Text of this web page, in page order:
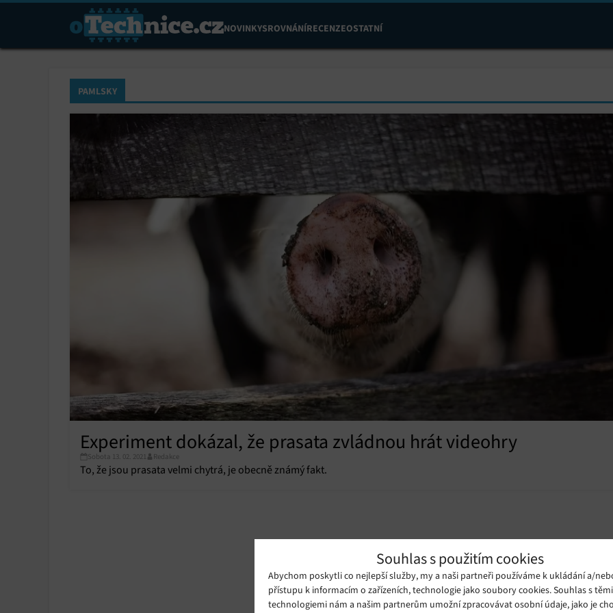
Souhlas s použitím cookies
Abychom poskytli co nejlepší služby, my a naši partneři používáme k ukládání a/
přístupu k informacím o zařízeních, technologie jako soubory cookies. Souhlas s
technologiemi nám a našim partnerům umožní zpracovávat osobní údaje, jako je
NOVINKYSROVNÁNÍRECENZEOSTATNÍ
PAMLSKY
Experiment dokázal, že prasata zvládnou hrát videohry
Sobota 13. 02. 2021 Redakce
To, že jsou prasata velmi chytrá, je obecně známý fakt.